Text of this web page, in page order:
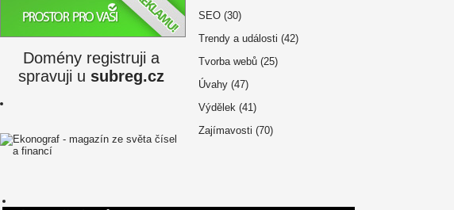
Domény registruji a
spravuji u subreg.cz
SEO (30)
Trendy a události (42)
Tvorba webů (25)
Úvahy (47)
Výdělek (41)
Zajímavosti (70)